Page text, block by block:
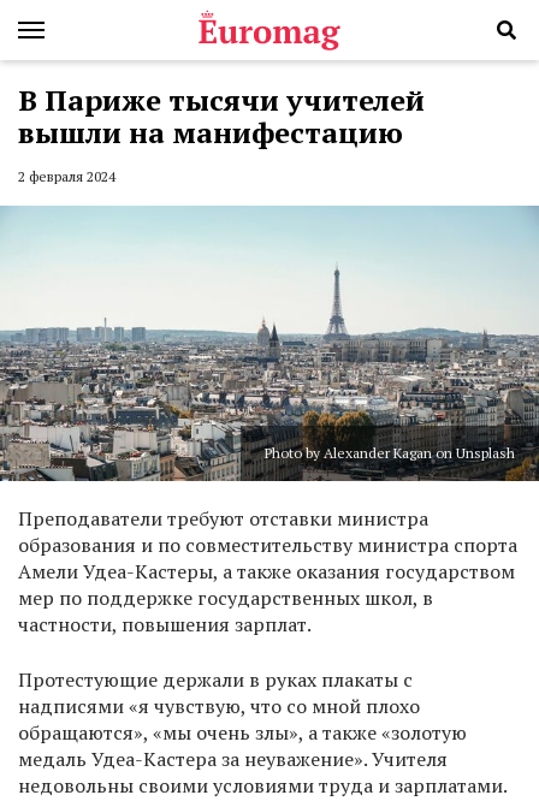
В Париже тысячи учителей
вышли на манифестацию
2 февраля 2024
Photo by Alexander Kagan on Unsplash
Преподаватели требуют отставки министра
образования и по совместительству министра спорта
Амели Удеа-Кастеры, а также оказания государством
мер по поддержке государственных школ, в
частности, повышения зарплат.
Протестующие держали в руках плакаты с
надписями «я чувствую, что со мной плохо
обращаются», «мы очень злы», а также «золотую
медаль Удеа-Кастера за неуважение». Учителя
недовольны своими условиями труда и зарплатами.